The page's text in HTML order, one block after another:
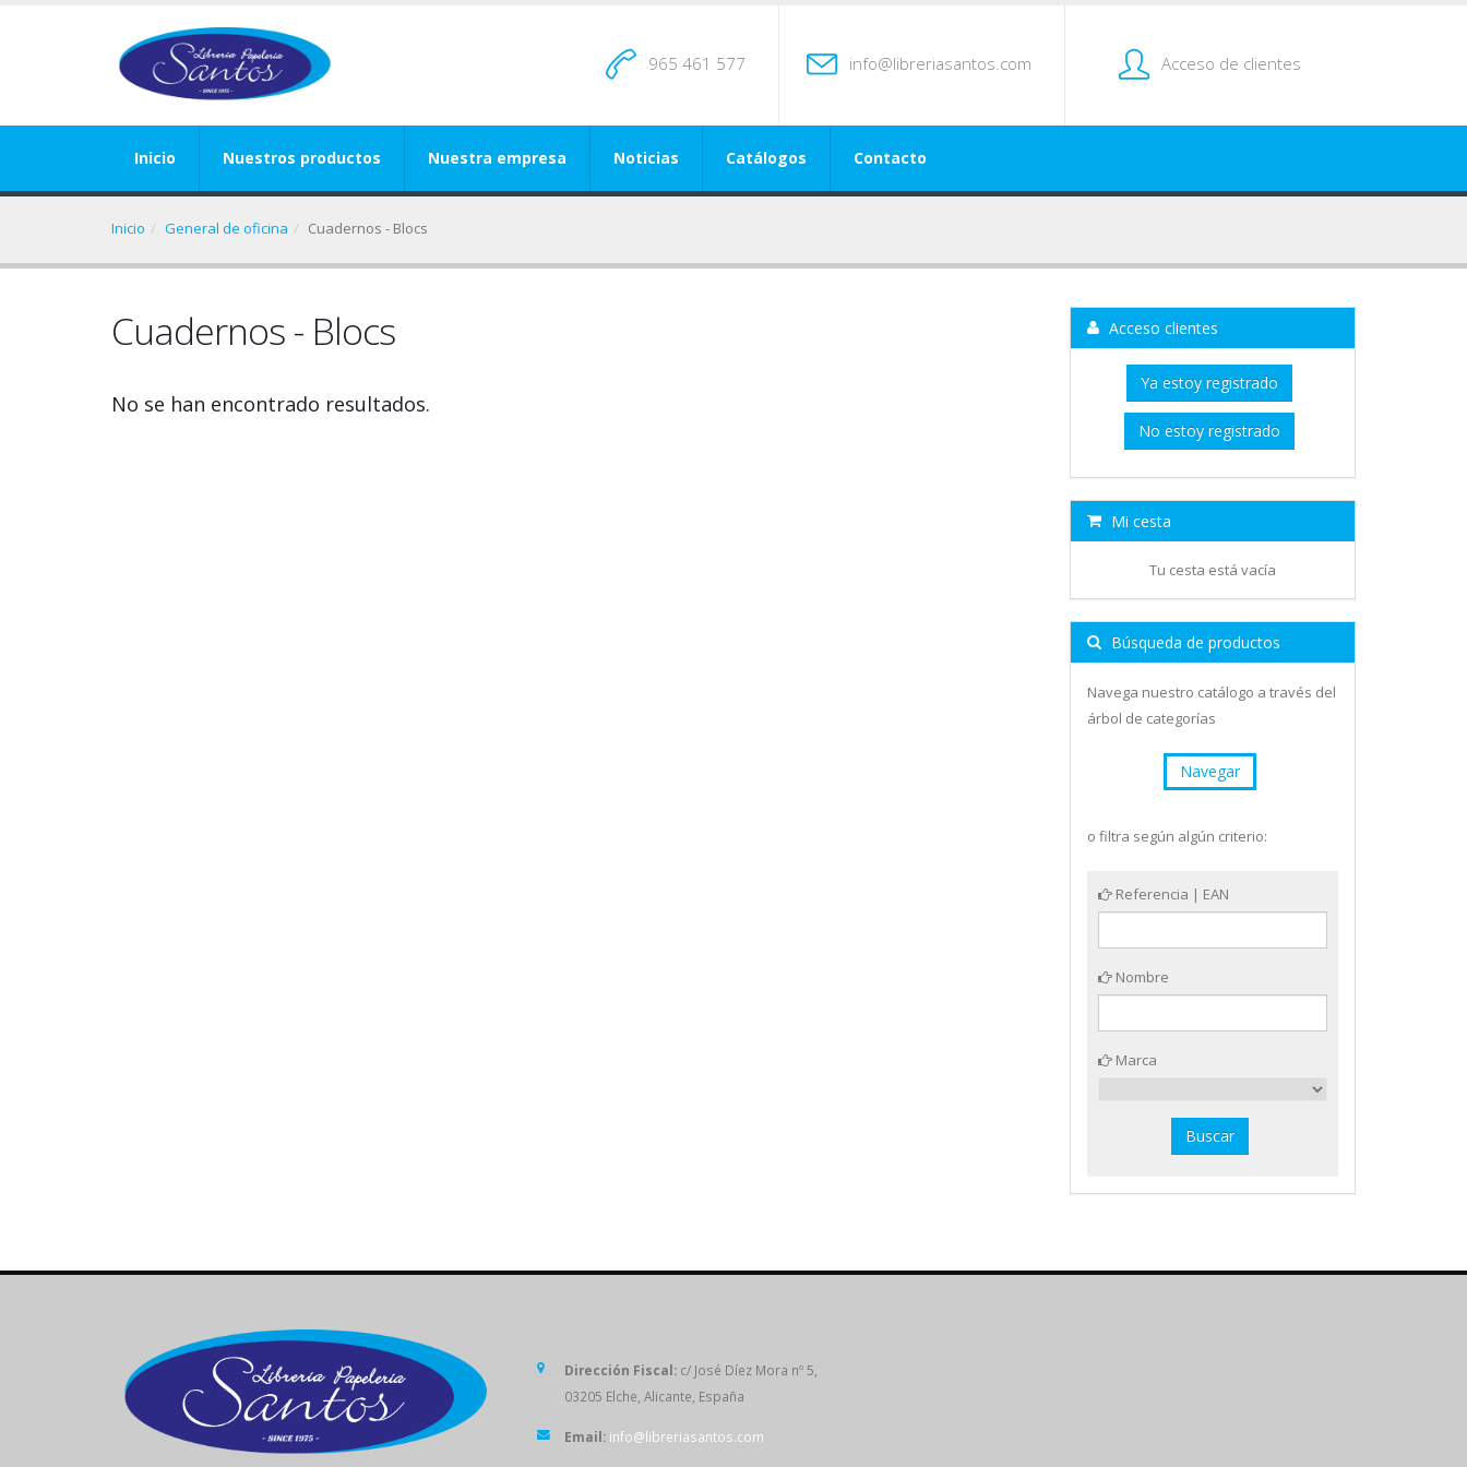
965 461 577 info@libreriasantos.com Acceso de clientes
Inicio Nuestros productos Nuestra empresa Noticias Catálogos Contacto
Inicio General de oficina Cuadernos - Blocs
Cuadernos - Blocs
No se han encontrado resultados.
Acceso clientes
Ya estoy registrado
No estoy registrado
Mi cesta
Tu cesta está vacía
Búsqueda de productos
Navega nuestro catálogo a través del
árbol de categorías
Navegar
o filtra según algún criterio:
Referencia | EAN
Nombre
Marca
Dirección Fiscal: c/ José Díez Mora nº 5,
03205 Elche, Alicante, España
Email: info@libreriasantos.com